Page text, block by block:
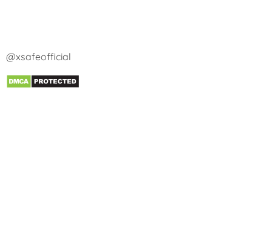
@xsafeofficial